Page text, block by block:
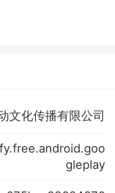
文化传播有限公司
gleplay